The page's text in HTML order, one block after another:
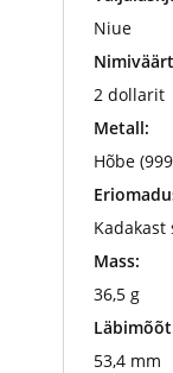
Niue
2 dollarit
Metall:
Hõbe
Mass:
36,5 g
53,4 mm